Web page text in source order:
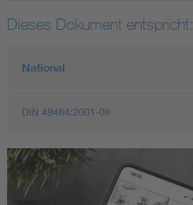
Dieses Dokument entspricht:
National
DIN 49464:2001-06